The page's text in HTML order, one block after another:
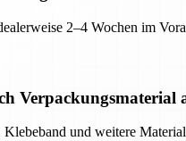
2–4 Wochen im
Verpackungsmaterial
und weitere